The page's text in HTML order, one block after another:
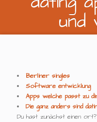
und
Berliner singles
Software entwicklung
Apps welche passt zu
Die ganz anders sind
Du hast zunächst einen